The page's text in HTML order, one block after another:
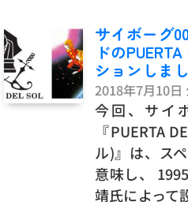
サイボーグ
ドの
ションしま
2018年7月10日
今回、サイ
『PUERTA
ル)』は、ス
意味し、
靖氏によって